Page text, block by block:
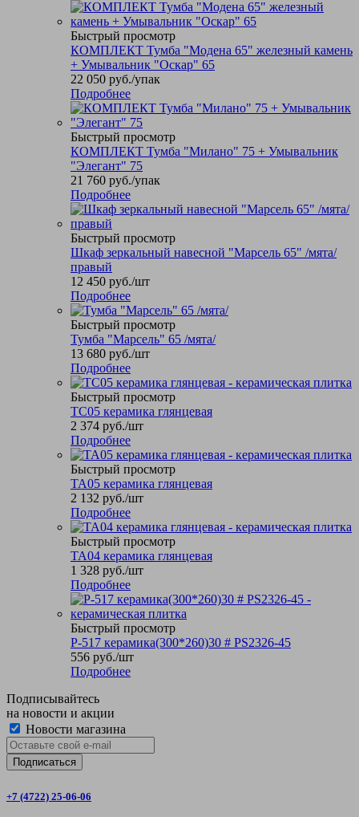
Быстрый просмотр
КОМПЛЕКТ Тумба "Модена 65" железный камень
+ Умывальник "Оскар" 65
22 050 руб./упак
Подробнее
Быстрый просмотр
КОМПЛЕКТ Тумба "Милано" 75 + Умывальник
"Элегант" 75
21 760 руб./упак
Подробнее
Быстрый просмотр
Шкаф зеркальный навесной "Марсель 65" /мята/
правый
12 450 руб./шт
Подробнее
Быстрый просмотр
Тумба "Марсель" 65 /мята/
13 680 руб./шт
Подробнее
Быстрый просмотр
TC05 керамика глянцевая
2 374 руб./шт
Подробнее
Быстрый просмотр
TA05 керамика глянцевая
2 132 руб./шт
Подробнее
Быстрый просмотр
TA04 керамика глянцевая
1 328 руб./шт
Подробнее
Быстрый просмотр
P-517 керамика(300*260)30 # PS2326-45
556 руб./шт
Подробнее
Подписывайтесь
на новости и акции
Новости магазина
+7 (4722) 25-06-06